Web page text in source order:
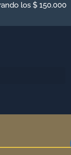
y Correo